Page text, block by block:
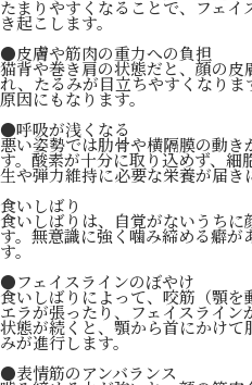
たまりやすくなることで、フェ
き起こします。
●皮膚や筋肉の重力への負担
猫背や巻き肩の状態だと、顔の皮
れ、たるみが目立ちやすくなりま
原因にもなります。
●呼吸が浅くなる
悪い姿勢では肋骨や横隔膜の動
す。酸素が十分に取り込めず、
生や弾力維持に必要な栄養が届き
食いしばり
食いしばりは、自覚がないうち
す。無意識に強く噛み締める癖
す。
●フェイスラインのぼやけ
食いしばりによって、咬筋（顎を
エラが張ったり、フェイスライ
状態が続くと、顎から首にかけて
みが進行します。
●表情筋のアンバランス